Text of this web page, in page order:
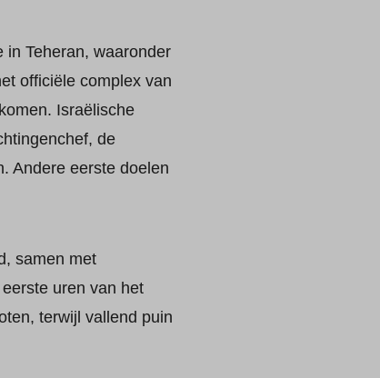
in Teheran, waaronder
officiële complex van
Israëlische
de
Andere eerste doelen
samen met
uren van het
terwijl vallend puin